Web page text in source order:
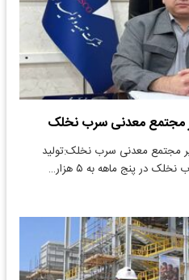
مجتمع معدنی سرب نخلک
مجتمع معدنی سرب نخلک:تولید
در پنج ماهه به ۵ هزار…